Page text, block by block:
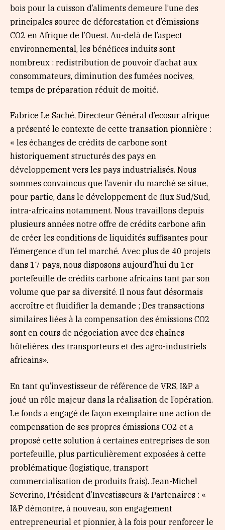
bois pour la cuisson d’aliments demeure l’une des
principales source de déforestation et d’émissions
CO2 en Afrique de l’Ouest. Au-delà de l’aspect
environnemental, les bénéfices induits sont
nombreux : redistribution de pouvoir d’achat aux
consommateurs, diminution des fumées nocives,
temps de préparation réduit de moitié.
Fabrice Le Saché, Directeur Général d’ecosur afrique
a présenté le contexte de cette transation pionnière :
« les échanges de crédits de carbone sont
historiquement structurés des pays en
développement vers les pays industrialisés. Nous
sommes convaincus que l’avenir du marché se situe,
pour partie, dans le développement de flux Sud/Sud,
intra-africains notamment. Nous travaillons depuis
plusieurs années notre offre de crédits carbone afin
de créer les conditions de liquidités suffisantes pour
l’émergence d’un tel marché. Avec plus de 40 projets
dans 17 pays, nous disposons aujourd’hui du 1er
portefeuille de crédits carbone africains tant par son
volume que par sa diversité. Il nous faut désormais
accroître et fluidifier la demande ; Des transactions
similaires liées à la compensation des émissions CO2
sont en cours de négociation avec des chaînes
hôtelières, des transporteurs et des agro-industriels
africains».
En tant qu’investisseur de référence de VRS, I&P a
joué un rôle majeur dans la réalisation de l’opération.
Le fonds a engagé de façon exemplaire une action de
compensation de ses propres émissions CO2 et a
proposé cette solution à certaines entreprises de son
portefeuille, plus particulièrement exposées à cette
problématique (logistique, transport
commercialisation de produits frais). Jean-Michel
Severino, Président d’Investisseurs & Partenaires : «
I&P démontre, à nouveau, son engagement
entrepreneurial et pionnier, à la fois pour renforcer le